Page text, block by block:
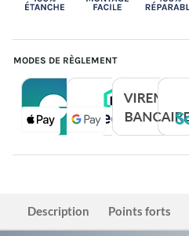
MODES DE RÈGLEMENT
Description Points forts